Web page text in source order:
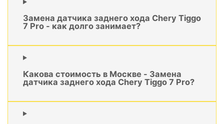
Замена датчика заднего хода Chery Tiggo
7 Pro - как долго занимает?
Какова стоимость в Москве - Замена
датчика заднего хода Chery Tiggo 7 Pro?